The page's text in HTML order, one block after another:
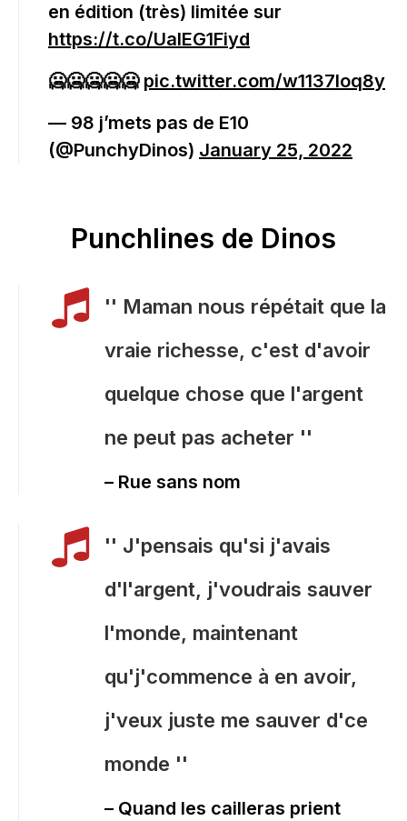
en édition (très) limitée sur
https://t.co/UalEG1Fiyd
🥶🥶🥶🥶🥶 pic.twitter.com/w1137Ioq8y
— 98 j’mets pas de E10
(@PunchyDinos) January 25, 2022
Punchlines de Dinos
'' Maman nous répétait que la
vraie richesse, c'est d'avoir
quelque chose que l'argent
ne peut pas acheter ''
– Rue sans nom
'' J'pensais qu'si j'avais
d'l'argent, j'voudrais sauver
l'monde, maintenant
qu'j'commence à en avoir,
j'veux juste me sauver d'ce
monde ''
– Quand les cailleras prient